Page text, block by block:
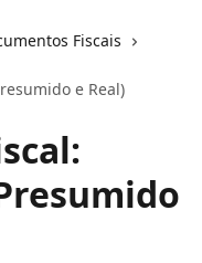
Fiscais
e Real)